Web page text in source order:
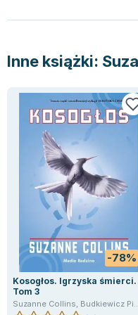
Ajahn Brahm
Jacek Walkiewicz
Inne książki:
-78%
Kosogłos. Igrzyska śmierci.
Tom 3
Suzanne Collins, Budkiewicz Piotr